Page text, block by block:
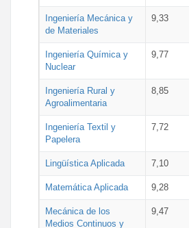
Ingeniería Mecánica y
de Materiales
9,33
Ingeniería Química y
Nuclear
9,77
Ingeniería Rural y
Agroalimentaria
8,85
Ingeniería Textil y
Papelera
7,72
Lingüística Aplicada 7,10
Matemática Aplicada 9,28
Mecánica de los
Medios Continuos y
9,47